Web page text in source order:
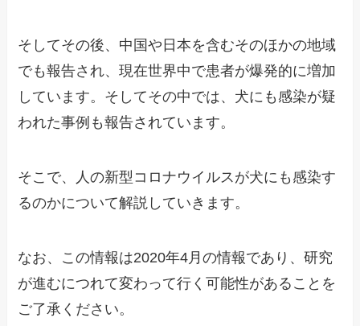
そしてその後、中国や日本を含むそのほかの地域
でも報告され、現在世界中で患者が爆発的に増加
しています。そしてその中では、犬にも感染が疑
われた事例も報告されています。
そこで、人の新型コロナウイルスが犬にも感染す
るのかについて解説していきます。
なお、この情報は2020年4月の情報であり、研究
が進むにつれて変わって行く可能性があることを
ご了承ください。